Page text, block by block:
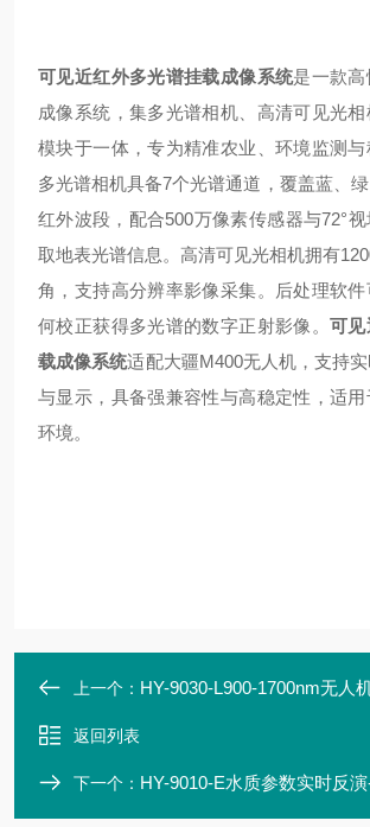
可见近红外多光谱挂载成像系统是一款
成像系统，集多光谱相机、高清可见光
模块于一体，专为精准农业、环境监测与
多光谱相机具备7个光谱通道，覆盖蓝、
红外波段，配合500万像素传感器与72°
取地表光谱信息。高清可见光相机拥有
角，支持高分辨率影像采集。后处理软
何校正获得多光谱的数字正射影像。 可见
载成像系统适配大疆M400无人机，支持
与显示，具备强兼容性与高稳定性，适
环境。
上一个： HY-9030-L900-1700nm无人机载
返回列表
下一个： HY-9010-E水质参数实时反演-智能